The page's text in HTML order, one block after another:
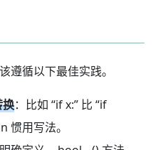
遵循以下最佳实践。
：比如 “if x:” 比 “if
惯用写法。